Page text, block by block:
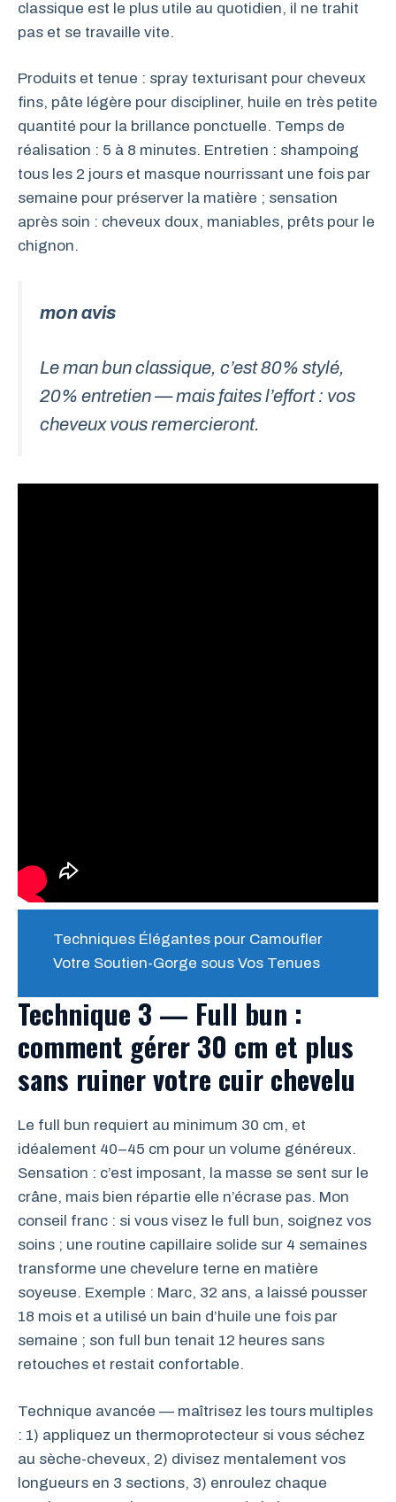
classique est le plus utile au quotidien, il ne trahit
pas et se travaille vite.
Produits et tenue : spray texturisant pour cheveux
fins, pâte légère pour discipliner, huile en très petite
quantité pour la brillance ponctuelle. Temps de
réalisation : 5 à 8 minutes. Entretien : shampoing
tous les 2 jours et masque nourrissant une fois par
semaine pour préserver la matière ; sensation
après soin : cheveux doux, maniables, prêts pour le
chignon.
mon avis
Le man bun classique, c’est 80% stylé,
20% entretien — mais faites l’effort : vos
cheveux vous remercieront.
Techniques Élégantes pour Camoufler
Votre Soutien-Gorge sous Vos Tenues
Technique 3 — Full bun :
comment gérer 30 cm et plus
sans ruiner votre cuir chevelu
Le full bun requiert au minimum 30 cm, et
idéalement 40–45 cm pour un volume généreux.
Sensation : c’est imposant, la masse se sent sur le
crâne, mais bien répartie elle n’écrase pas. Mon
conseil franc : si vous visez le full bun, soignez vos
soins ; une routine capillaire solide sur 4 semaines
transforme une chevelure terne en matière
soyeuse. Exemple : Marc, 32 ans, a laissé pousser
18 mois et a utilisé un bain d’huile une fois par
semaine ; son full bun tenait 12 heures sans
retouches et restait confortable.
Technique avancée — maîtrisez les tours multiples
: 1) appliquez un thermoprotecteur si vous séchez
au sèche-cheveux, 2) divisez mentalement vos
longueurs en 3 sections, 3) enroulez chaque